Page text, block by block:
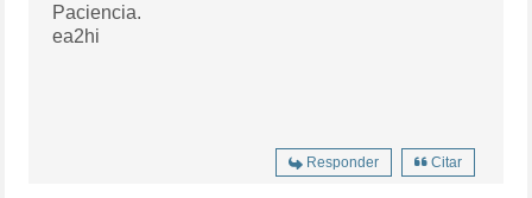
Paciencia.
ea2hi
Responder Citar